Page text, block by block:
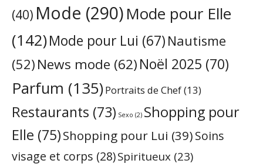
(40) Mode (290)Mode pour Elle
(142)Mode pour Lui (67) Nautisme
(52) News mode (62)Noël 2025 (70)
Parfum (135)Portraits de Chef(13)
Restaurants (73) Sexo (2) Shopping pour
Elle (75)Shopping pour Lui (39)Soins
visage et corps (28)Spiritueux (23)